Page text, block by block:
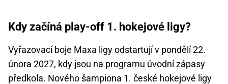
Kdy začíná play-off 1. hokejové ligy?
Vyřazovací boje Maxa ligy odstartují v pondělí 22.
února 2027, kdy jsou na programu úvodní zápasy
předkola. Nového šampiona 1. české hokejové ligy